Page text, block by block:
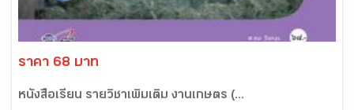
ราคา 68 บาท
หนังสือเรียน รายวิชาเพิ่มเติม งานเกษตร (...